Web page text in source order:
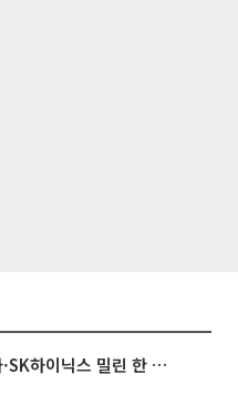
[베스트&워스트] 삼성전자·SK하이닉스 밀린 한 주…상상인증권은 85% 급등